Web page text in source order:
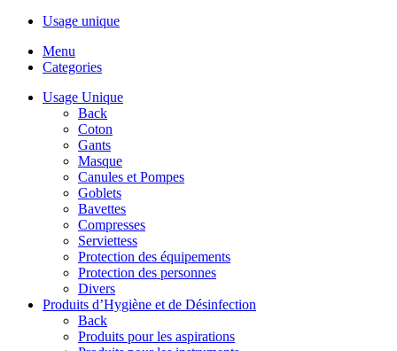
Usage unique
Menu
Categories
Usage Unique
Back
Coton
Gants
Masque
Canules et Pompes
Goblets
Bavettes
Compresses
Serviettess
Protection des équipements
Protection des personnes
Divers
Produits d’Hygiène et de Désinfection
Back
Produits pour les aspirations